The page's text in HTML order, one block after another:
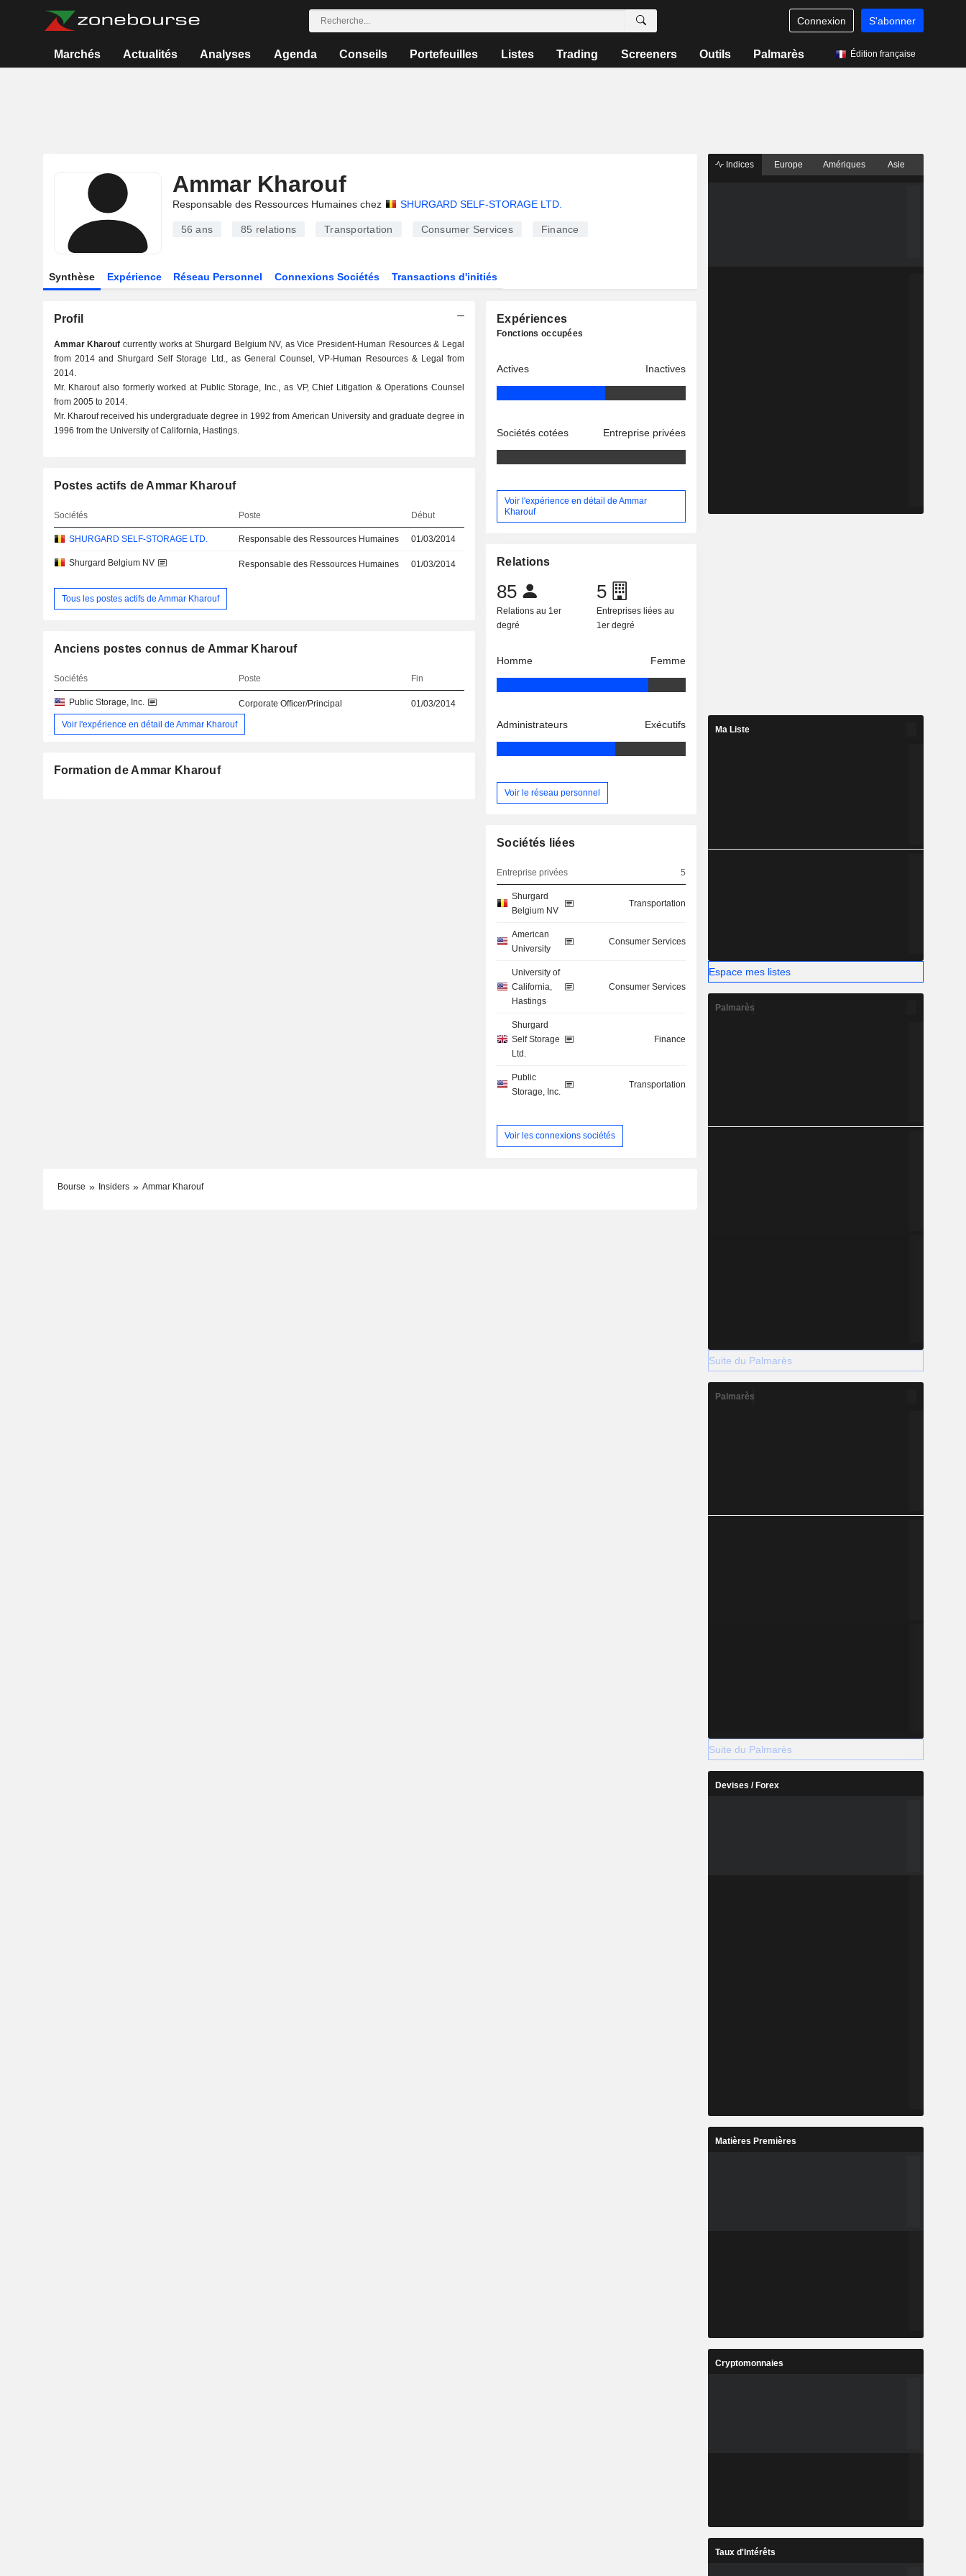
Connexion S'abonner
Marchés Actualités Analyses Agenda Conseils Portefeuilles Listes Trading Screeners Outils Palmarès Édition française
Ammar Kharouf
Responsable des Ressources Humaines chez SHURGARD SELF-STORAGE LTD.
56 ans 85 relations Transportation Consumer Services Finance
Synthèse Expérience Réseau Personnel Connexions Sociétés Transactions d'initiés
Profil
Ammar Kharouf currently works at Shurgard Belgium NV, as Vice President-Human Resources & Legal
from 2014 and Shurgard Self Storage Ltd., as General Counsel, VP-Human Resources & Legal from
2014.
Mr. Kharouf also formerly worked at Public Storage, Inc., as VP, Chief Litigation & Operations Counsel
from 2005 to 2014.
Mr. Kharouf received his undergraduate degree in 1992 from American University and graduate degree in
1996 from the University of California, Hastings.
Postes actifs de Ammar Kharouf
Sociétés Poste Début
SHURGARD SELF-STORAGE LTD. Responsable des Ressources Humaines 01/03/2014
Shurgard Belgium NV Responsable des Ressources Humaines 01/03/2014
Tous les postes actifs de Ammar Kharouf
Anciens postes connus de Ammar Kharouf
Sociétés Poste Fin
Public Storage, Inc. Corporate Officer/Principal
01/03/2014
Voir l'expérience en détail de Ammar Kharouf
Formation de Ammar Kharouf
Expériences
Fonctions occupées
Actives Inactives
Sociétés cotées Entreprise privées
Voir l'expérience en détail de Ammar
Kharouf
Relations
85
Relations au 1er
degré
5
Entreprises liées au
1er degré
Homme Femme
Administrateurs Exécutifs
Voir le réseau personnel
Sociétés liées
Entreprise privées 5
Shurgard
Belgium NV
Transportation
American
University
Consumer Services
University of
California,
Hastings
Consumer Services
Shurgard
Self Storage
Ltd.
Finance
Public
Storage, Inc.
Transportation
Voir les connexions sociétés
Bourse Insiders Ammar Kharouf
Indices Europe Amériques Asie
Ma Liste
Espace mes listes
Palmarès
Suite du Palmarès
Palmarès
Suite du Palmarès
Devises / Forex
Matières Premières
Cryptomonnaies
Taux d'Intérêts